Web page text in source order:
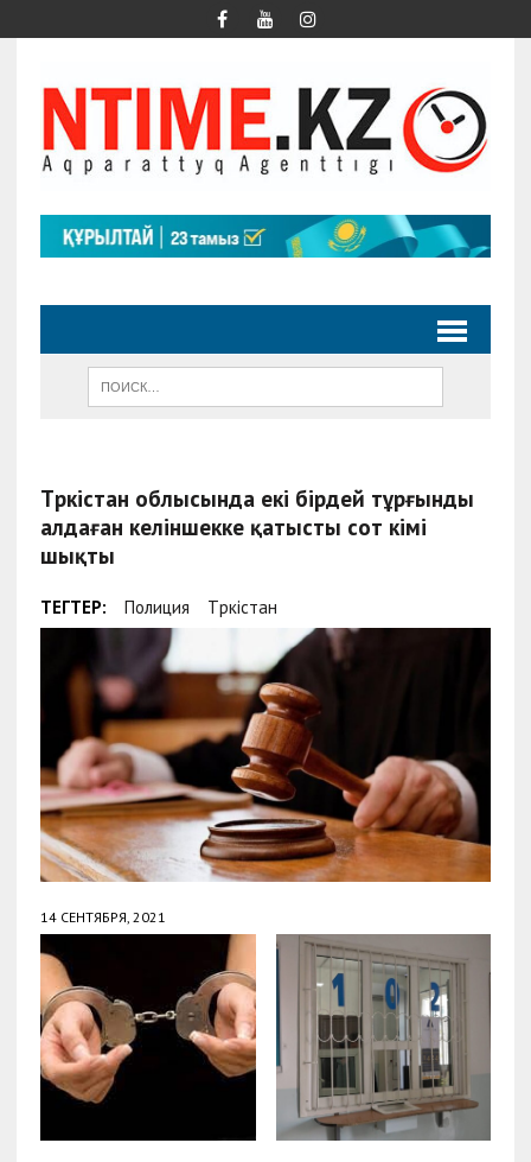
Түркістан облысында екі бірдей тұрғынды
алдаған келіншекке қатысты сот үкімі
шықты
ТЕГТЕР: Полиция Түркістан
14 СЕНТЯБРЯ, 2021